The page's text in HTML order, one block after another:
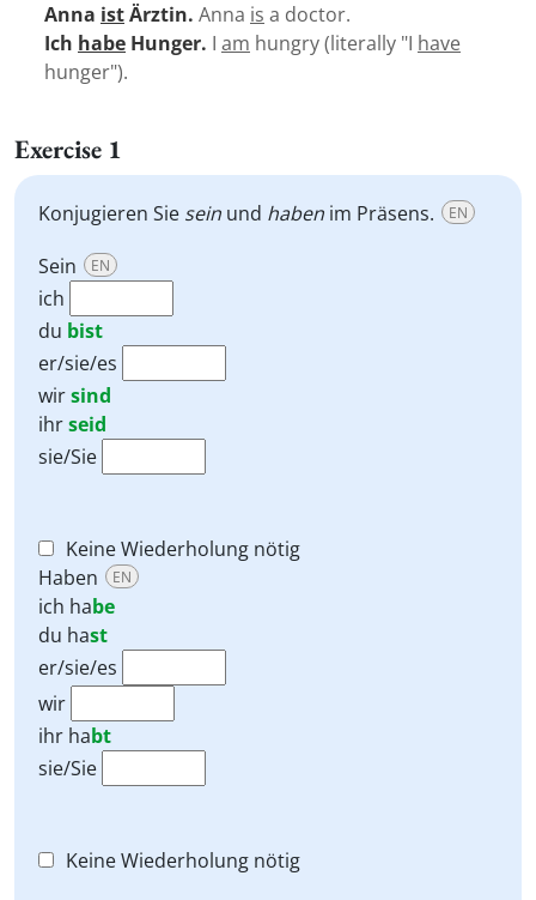
Anna istÄrztin. Anna is a doctor.
Ich habe Hunger. I am hungry (literally "I have
hunger").
Exercise 1
Konjugieren Sie sein und haben im Präsens. EN
Sein EN
ich
du bist
er/sie/es
wirsind
ihrseid
sie/Sie
Keine Wiederholung nötig
Haben
EN
ich habe
du hast
er/sie/es
wir
ihr habt
sie/Sie
Keine Wiederholung nötig